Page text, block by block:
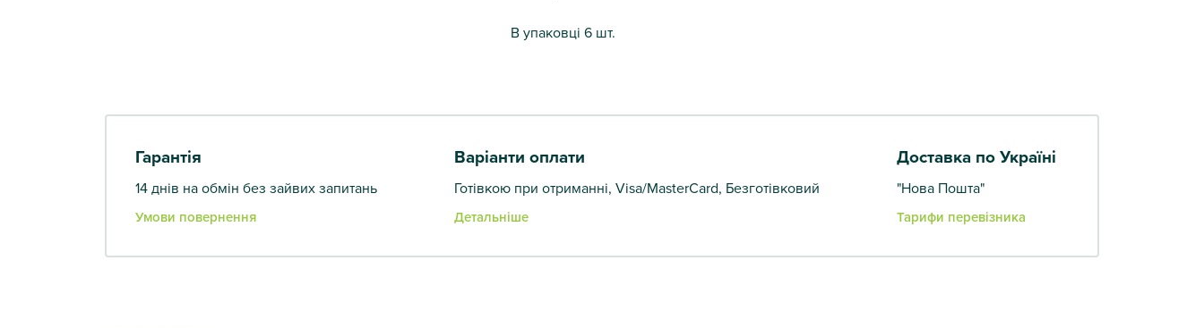
В упаковці 6 шт.
Гарантія
14 днів на обмін без зайвих запитань
Умови повернення
Варіанти оплати
Готівкою при отриманні, Visa/MasterCard, Безготівковий
Детальніше
Доставка по Україні
"Нова Пошта"
Тарифи перевізника